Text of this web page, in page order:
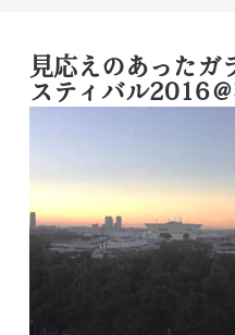
見応えのあったガ
スティバル2016